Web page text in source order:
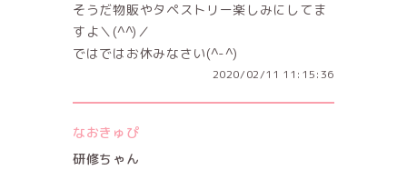
そうだ物販やタペストリー楽しみにしてま
すよ＼(^^)／
ではではお休みなさい(^-^)
2020/02/11 11:15:36
なおきゅぴ
研修ちゃん